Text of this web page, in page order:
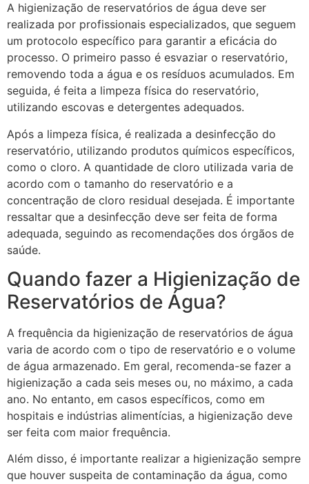
A higienização de reservatórios de água deve ser
realizada por profissionais especializados, que seguem
um protocolo específico para garantir a eficácia do
processo. O primeiro passo é esvaziar o reservatório,
removendo toda a água e os resíduos acumulados. Em
seguida, é feita a limpeza física do reservatório,
utilizando escovas e detergentes adequados.
Após a limpeza física, é realizada a desinfecção do
reservatório, utilizando produtos químicos específicos,
como o cloro. A quantidade de cloro utilizada varia de
acordo com o tamanho do reservatório e a
concentração de cloro residual desejada. É importante
ressaltar que a desinfecção deve ser feita de forma
adequada, seguindo as recomendações dos órgãos de
saúde.
Quando fazer a Higienização de
Reservatórios de Água?
A frequência da higienização de reservatórios de água
varia de acordo com o tipo de reservatório e o volume
de água armazenado. Em geral, recomenda-se fazer a
higienização a cada seis meses ou, no máximo, a cada
ano. No entanto, em casos específicos, como em
hospitais e indústrias alimentícias, a higienização deve
ser feita com maior frequência.
Além disso, é importante realizar a higienização sempre
que houver suspeita de contaminação da água, como